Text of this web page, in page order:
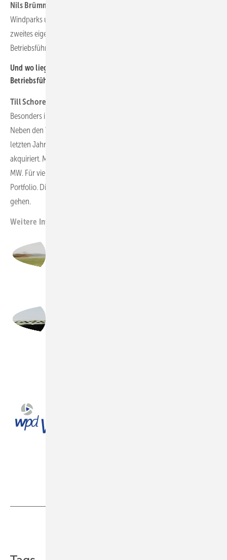
Nils Brümmer:
Windparks und PV-Anlagen kontinuierlich ausbauen und diesen als
zweites eigenständiges Standbein neben der klassischen
Betriebsführung etablieren.
Und wo liegen die Schwerpunkte im Bereich der
Betriebsführung?
Till Schorer:
Besonders international. Perspektivisch auch mit neuen Märkten.
Neben den Windparks aus der Pipeline der wpd AG haben wir in den
letzten Jahren auch immer mehr Projekte externer Investoren
akquiriert. Mitunter mit großen Volumen von teilweise 100 oder 150
MW. Für viele Kunden betreuen wir auch das gesamte Wind-
Portfolio. Diesen Weg wollen wir in der Betriebsführung weiter
gehen.
Weitere Informationen: